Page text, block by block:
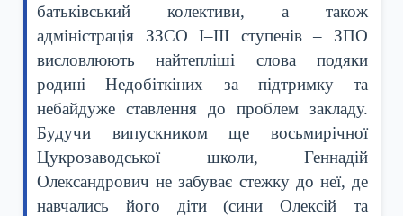
батьківський колективи, а також
адміністрація ЗЗСО І–ІІІ ступенів – ЗПО
висловлюють найтепліші слова подяки
родині Недобіткіних за підтримку та
небайдуже ставлення до проблем закладу.
Будучи випускником ще восьмирічної
Цукрозаводської школи, Геннадій
Олександрович не забуває стежку до неї, де
навчались його діти (сини Олексій та